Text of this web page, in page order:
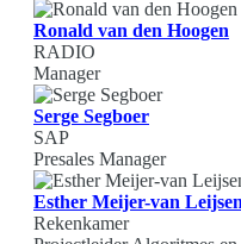
Ronald van den Hoogen
RADIO
Manager
Serge Segboer
SAP
Presales Manager
Esther Meijer-van Leijsen
Rekenkamer